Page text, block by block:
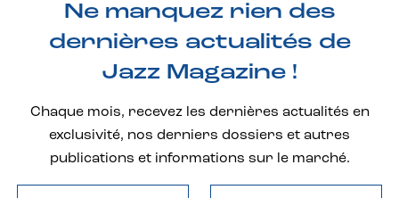
Ne manquez rien des
dernières actualités de
Jazz Magazine !
Chaque mois, recevez les dernières actualités en
exclusivité, nos derniers dossiers et autres
publications et informations sur le marché.